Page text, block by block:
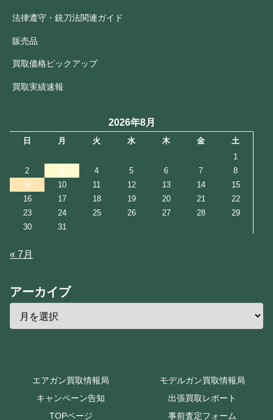
法律遵守・銃刀法関連ガイド
販売品
買取価格ピックアップ
買取実績速報
2026年8月
日 月 火 水 木 金
土
1
2
3 4 5 6 7
8
9
10 11 12 13 14
15
16
17 18 19 20 21
22
23
24 25 26 27 28
29
30
31
« 7月
アーカイブ
エアガン買取情報局
モデルガン買取情報局
キャンペーン告知
出張買取レポート
TOPページ
事前査定フォーム